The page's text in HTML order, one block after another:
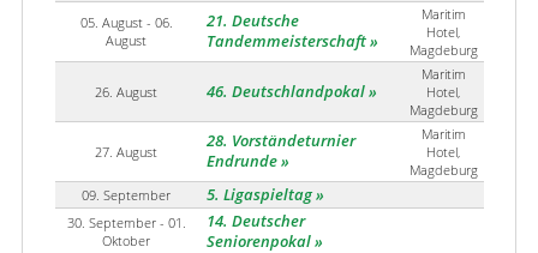
05. August - 06.
August
21. Deutsche
Tandemmeisterschaft
Maritim
Hotel,
Magdeburg
26. August 46. Deutschlandpokal
Maritim
Hotel,
Magdeburg
27. August
28. Vorständeturnier
Endrunde
Maritim
Hotel,
Magdeburg
09. September
5. Ligaspieltag
30. September - 01.
Oktober
14. Deutscher
Seniorenpokal